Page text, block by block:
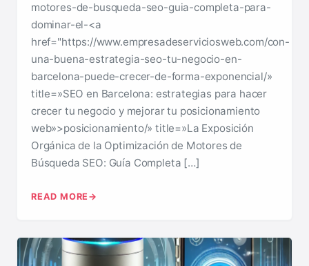
motores-de-busqueda-seo-guia-completa-para-
dominar-el-<a
href="https://www.empresadeserviciosweb.com/con-
una-buena-estrategia-seo-tu-negocio-en-
barcelona-puede-crecer-de-forma-exponencial/»
title=»SEO en Barcelona: estrategias para hacer
crecer tu negocio y mejorar tu posicionamiento
web»>posicionamiento/» title=»La Exposición
Orgánica de la Optimización de Motores de
Búsqueda SEO: Guía Completa […]
READ MORE